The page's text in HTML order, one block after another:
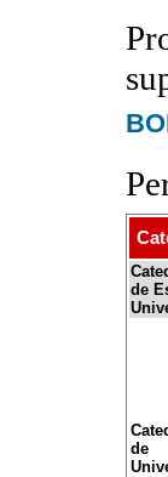
de
de